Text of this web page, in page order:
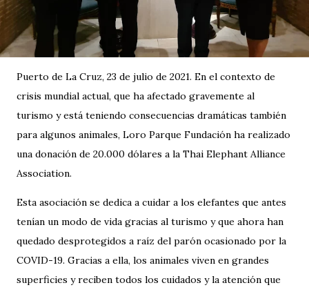
Puerto de La Cruz, 23 de julio de 2021. En el contexto de
crisis mundial actual, que ha afectado gravemente al
turismo y está teniendo consecuencias dramáticas también
para algunos animales, Loro Parque Fundación ha realizado
una donación de 20.000 dólares a la Thai Elephant Alliance
Association.
Esta asociación se dedica a cuidar a los elefantes que antes
tenían un modo de vida gracias al turismo y que ahora han
quedado desprotegidos a raíz del parón ocasionado por la
COVID-19. Gracias a ella, los animales viven en grandes
superficies y reciben todos los cuidados y la atención que